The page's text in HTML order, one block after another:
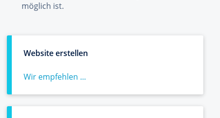
möglich ist.
Website erstellen
Wir empfehlen ...